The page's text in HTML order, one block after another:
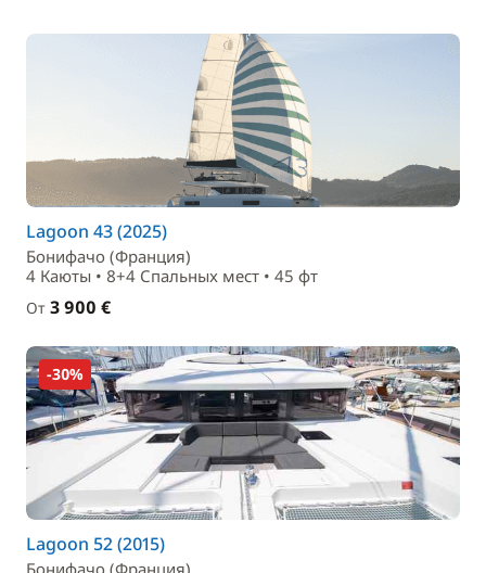
Lagoon 43 (2025)
Бонифачо (Франция)
4 Каюты • 8+4 Спальныx мест • 45 фт
От 3 900 €
-30%
Lagoon 52 (2015)
Бонифачо (Франция)